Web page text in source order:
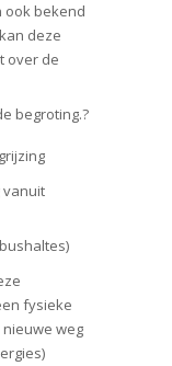
ook bekend
deze
over de
begroting.?
fysieke
weg